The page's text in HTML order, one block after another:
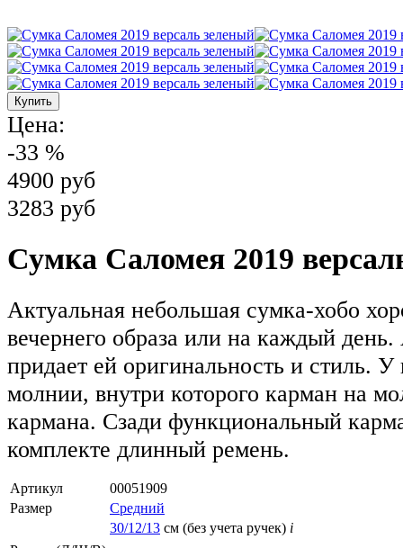
Цена:
-33 %
4900 руб
3283 руб
Сумка Саломея 2019
Актуальная небольшая сумка-хобо
вечернего образа или на каждый
придает ей оригинальность и стиль. У
молнии, внутри которого карман на
кармана. Сзади функциональный
комплекте длинный ремень.
Артикул
00051909
Размер
Средний
30/12/13 см (без учета ручек) i